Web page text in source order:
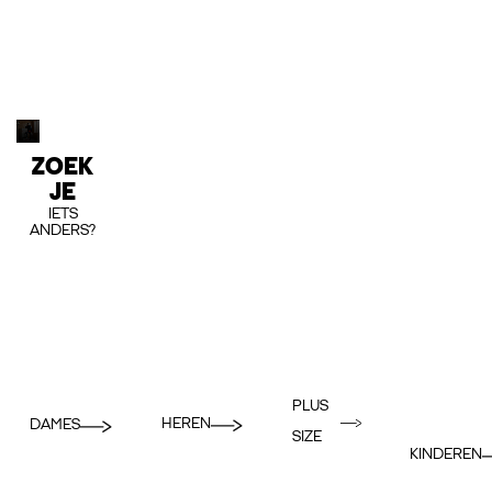
ZOEK
JE
IETS
ANDERS?
DAMES HEREN
PLUS
SIZE
KINDEREN